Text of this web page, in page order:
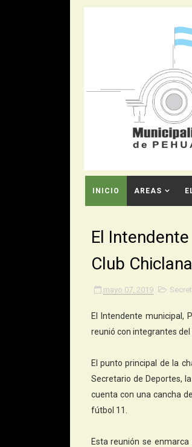
INICIO AREAS
El
Club Chiclana
mayo 07, 2019
El Intendente municipal,
reunió con integrantes del
El punto principal de la
Secretario de Deportes,
cuenta con una cancha
fútbol 11.
Esta reunión se